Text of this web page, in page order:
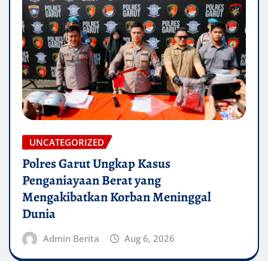
UNCATEGORIZED
Polres Garut Ungkap Kasus
Penganiayaan Berat yang
Mengakibatkan Korban Meninggal
Dunia
Admin Berita Aug 6, 2026